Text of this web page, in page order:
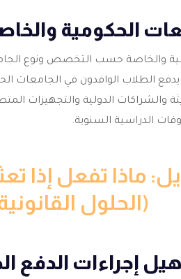
الحكومية
والخاصة حسب التخصص ونوع
الطلاب الوافدون في الجامعات
الدولية والتجهيزات
الدراسية السنوية.
ماذا تفعل إذا
(الحلول
إجراءات الدفع